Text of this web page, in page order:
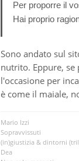
Per proporre il
Hai proprio
Sono andato sul
nutrito. Eppure, se
l'occasione per
è come il maiale,
Mario Izzi
Sopravvissuti
(in)giustizia & dintorni
Dea